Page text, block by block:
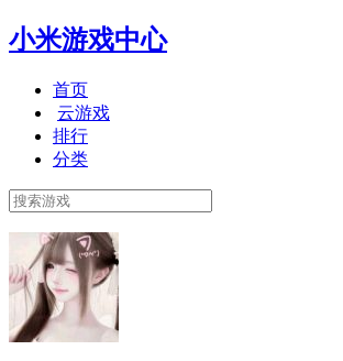
小米游戏中心
首页
云游戏
排行
分类